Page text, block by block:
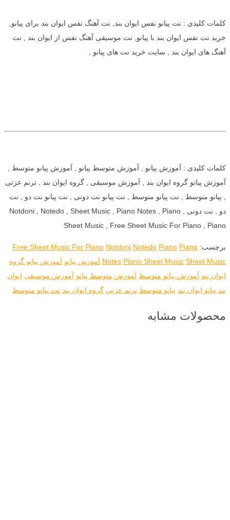
کلمات کلیدی : نت پیانو نفس ایوان بند, نت آهنگ نفس ایوان بند برای پیانو,
خرید نت نفس ایوان بند با پیانو, نت موسیقی آهنگ نفس از ایوان بند , نت
آهنگ های ایوان بند , سایت خرید نت های پیانو ,
کلمات کلیدی : آموزش پیانو , آموزش متوسط پیانو , آموزش پیانو متوسط ,
آموزش پیانو گروه ایوان بند , آموزش موسیقی , گروه ایوان بند , ترنم عزتی
, پیانو متوسط , نت پیانو متوسط , نت پیانو نت دونی , نت پیانو نت دو , نت
دو , نت دونی , Notdoni , Notedo , Sheet Music , Piano Notes , Piano
Sheet Music , Free Sheet Music For Piano , Piano
برچسب: Free Sheet Music For Piano Notdoni Notedo Piano Piano
Notes Piano Sheet Music Sheet Music آموزش پیانو آموزش پیانو گروه
ایوان بند آموزش پیانو متوسط آموزش متوسط پیانو آموزش موسیقی ایوان
بند پیانو ایوان بند پیانو متوسط ترنم عزتی گروه ایوان بند نت پیانو متوسط
محصولات مشابه